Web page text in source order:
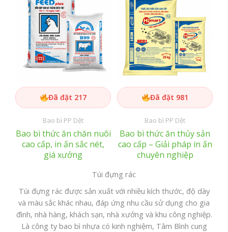
Đã đặt 217
Bao bì PP Dệt
Bao bì thức ăn chăn nuôi
cao cấp, in ấn sắc nét,
giá xưởng
Đã đặt 981
Bao bì PP Dệt
Bao bì thức ăn thủy sản
cao cấp – Giải pháp in ấn
chuyên nghiệp
Túi đựng rác
Túi đựng rác được sản xuất với nhiều kích thước, độ dày
và màu sắc khác nhau, đáp ứng nhu cầu sử dụng cho gia
đình, nhà hàng, khách sạn, nhà xưởng và khu công nghiệp.
Là công ty bao bì nhựa có kinh nghiệm, Tâm Bình cung